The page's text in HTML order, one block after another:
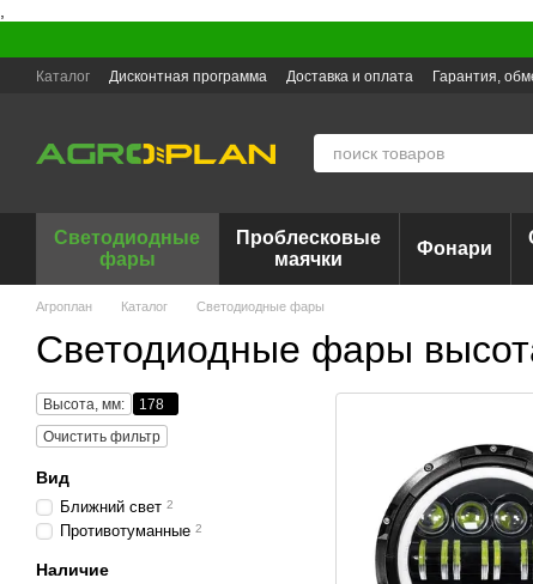
Каталог Дисконтная программа Доставка и оплата Гарантия,
Светодиодные
фары
Проблесковые
маячки
Фонари
Агроплан Каталог Светодиодные фары
Светодиодные фары
Высота, мм:
178
Очистить фильтр
Вид
Ближний свет 2
Противотуманные 2
Наличие